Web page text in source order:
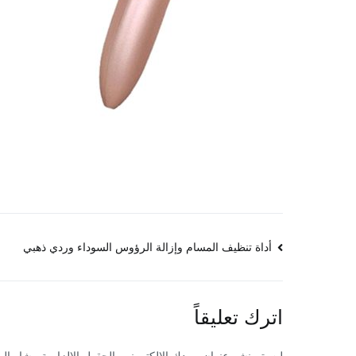
تصفّح
أداة تنظيف المسام وإزالة الرؤوس السوداء وردي ذهبي
اترك تعليقاً